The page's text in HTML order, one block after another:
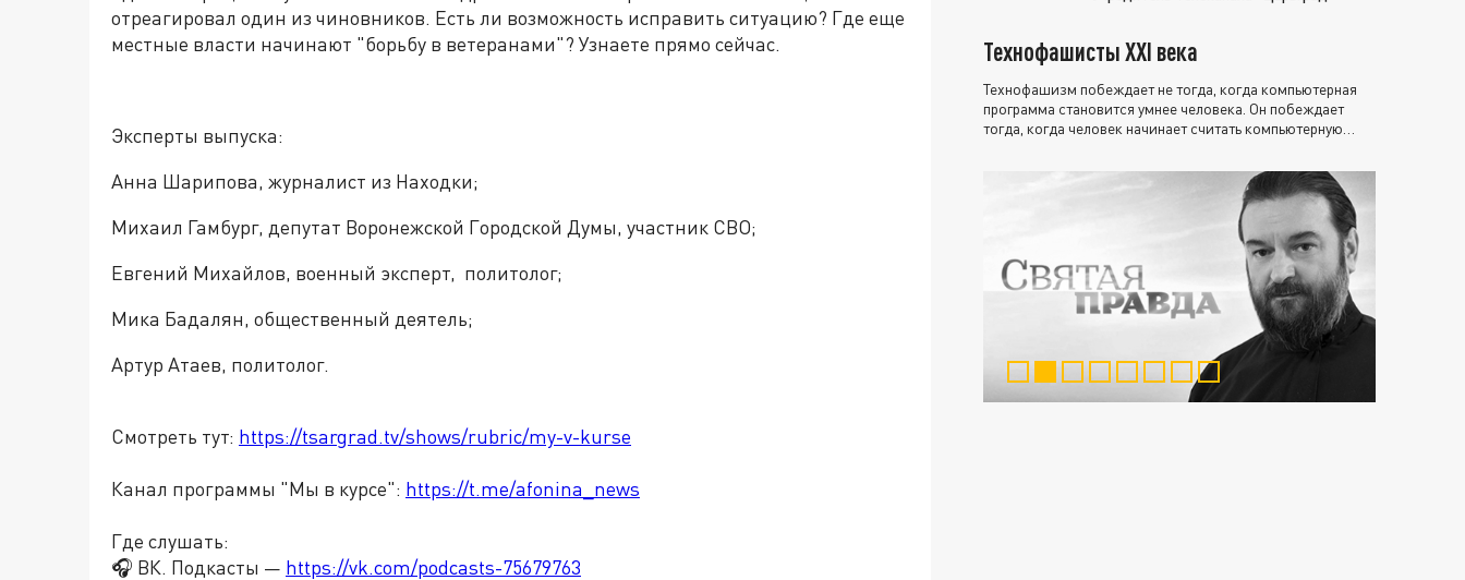
отреагировал один из чиновников. Есть ли возможность исправить ситуацию? Где еще
местные власти начинают "борьбу в ветеранами"? Узнаете прямо сейчас.
Эксперты выпуска:
Анна Шарипова, журналист из Находки;
Михаил Гамбург, депутат Воронежской Городской Думы, участник СВО;
Евгений Михайлов, военный эксперт, политолог;
Мика Бадалян, общественный деятель;
Артур Атаев, политолог.
Смотреть тут: https://tsargrad.tv/shows/rubric/my-v-kurse
Канал программы "Мы в курсе": https://t.me/afonina_news
Где слушать:
🎧 ВК. Подкасты — https://vk.com/podcasts-75679763
Технофашисты XXI века
Технофашизм побеждает не тогда, когда компьютерная
программа становится умнее человека. Он побеждает
тогда, когда человек начинает считать компьютерную